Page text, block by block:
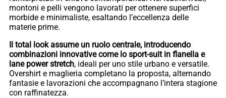
montoni e pelli vengono lavorati per ottenere superfici
morbide e minimaliste, esaltando l’eccellenza delle
materie prime.
Il total look assume un ruolo centrale, introducendo
combinazioni innovative come lo sport-suit in flanella e
lane power stretch, ideali per uno stile urbano e versatile.
Overshirt e maglieria completano la proposta, alternando
fantasie e lavorazioni che accompagnano l’intera stagione
con raffinatezza.